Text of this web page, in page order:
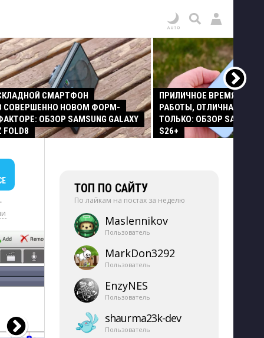
СМАРТФОН
СОВЕРШЕННО НОВОМ ФОРМ-
ОБЗОР SAMSUNG GALAXY
FOLD8
ПРИЛИЧНОЕ ВРЕМЯ
РАБОТЫ, ОТЛИЧНАЯ
ТОЛЬКО: ОБЗОР SAMSUNG
S26+
ТОП ПО САЙТУ
По лайкам на постах за неделю
Maslennikov
Пользователь
MarkDon3292
Пользователь
EnzyNES
Пользователь
shaurma23k-​dev
Пользователь